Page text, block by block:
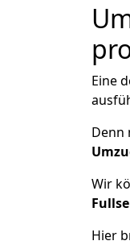
Eine
Denn
Wir
Hier